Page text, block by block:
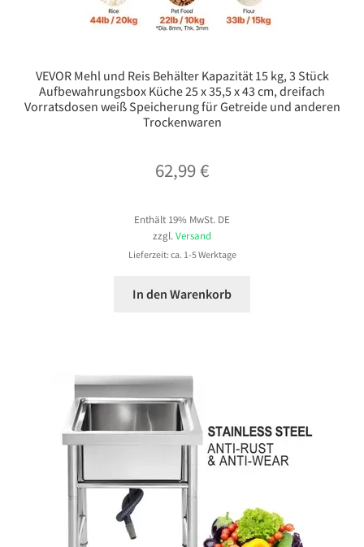
VEVOR Mehl und Reis Behälter Kapazität 15 kg, 3 Stück
Aufbewahrungsbox Küche 25 x 35,5 x 43 cm, dreifach
Vorratsdosen weiß Speicherung für Getreide und anderen
Trockenwaren
62,99€
Enthält 19% MwSt. DE
zzgl.Versand
Lieferzeit: ca. 1-5 Werktage
In den Warenkorb